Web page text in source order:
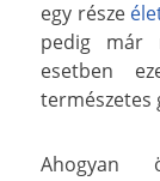
egy része
pedig már
esetben
természetes
Ahogyan